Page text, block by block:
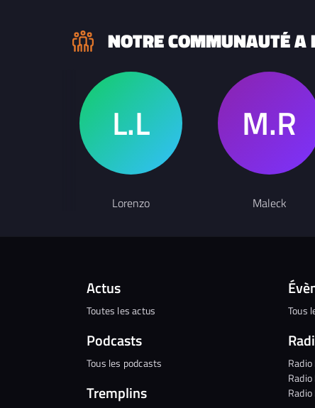
NOTRE COMMUNAUTÉ A
Lorenzo Maleck
Actus
Toutes les actus
Podcasts
Tous les podcasts
Tremplins
Tous
Radio
Radio